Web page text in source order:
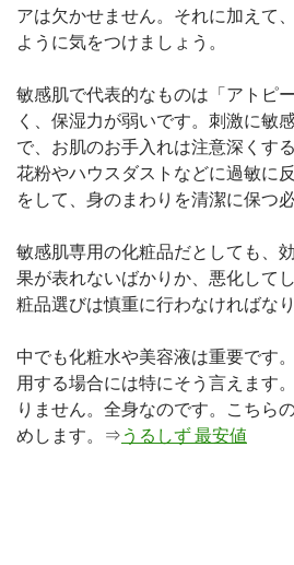
アは欠かせません。それに加えて
ように気をつけましょう。
敏感肌で代表的なものは「アトピ
く、保湿力が弱いです。刺激に敏
で、お肌のお手入れは注意深くす
花粉やハウスダストなどに過敏に
をして、身のまわりを清潔に保つ
敏感肌専用の化粧品だとしても、
果が表れないばかりか、悪化して
粧品選びは慎重に行わなければなり
中でも化粧水や美容液は重要です
用する場合には特にそう言えます
りません。全身なのです。こちら
めします。⇒ うるしず 最安値